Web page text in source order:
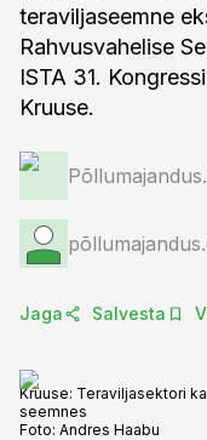
teraviljaseemne
Rahvusvahelise
ISTA 31.
Kruuse.
Jaga Salvesta
Kruuse: Teraviljasektori
seemnes
Foto: Andres Haabu